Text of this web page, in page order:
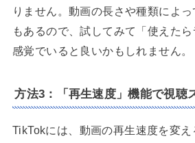
りません。動画の長さや種類によ
もあるので、試してみて「使えた
感覚でいると良いかもしれません。
方法3：「再生速度」機能で視聴
TikTokには、動画の再生速度を変